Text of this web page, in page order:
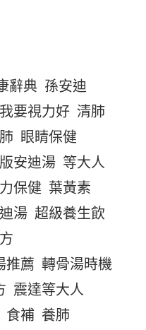
辭典 孫安迪
我要視力好 清肺
眼睛保健
安迪湯 等大人
保健 葉黃素
湯 超級養生飲
推薦 轉骨湯時機
震達等大人
食補 養肺